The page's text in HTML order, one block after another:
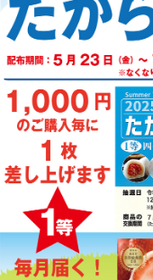
ブログ
LINE
お問い合わ